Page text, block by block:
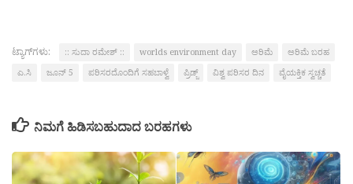
ಟ್ಯಾಗ್‌ಗಳು: :: ಸುದಾ ರಮೇಶ್ :: worlds environment day ಅರಿಮೆ
ಅರಿಮೆ ಬರಹ
ಎ.ಸಿ
ಜೂನ್ 5 ಪರಿಸರದೊಂದಿಗೆ ಸಹಬಾಳ್ವೆ ಪ್ರಿಡ್ಜ್ ವಿಶ್ವ ಪರಿಸರ ದಿನ ವೈಯಕ್ತಿಕ ಸ್ವಚ್ಚತೆ
ನಿಮಗೆ ಹಿಡಿಸಬಹುದಾದ ಬರಹಗಳು